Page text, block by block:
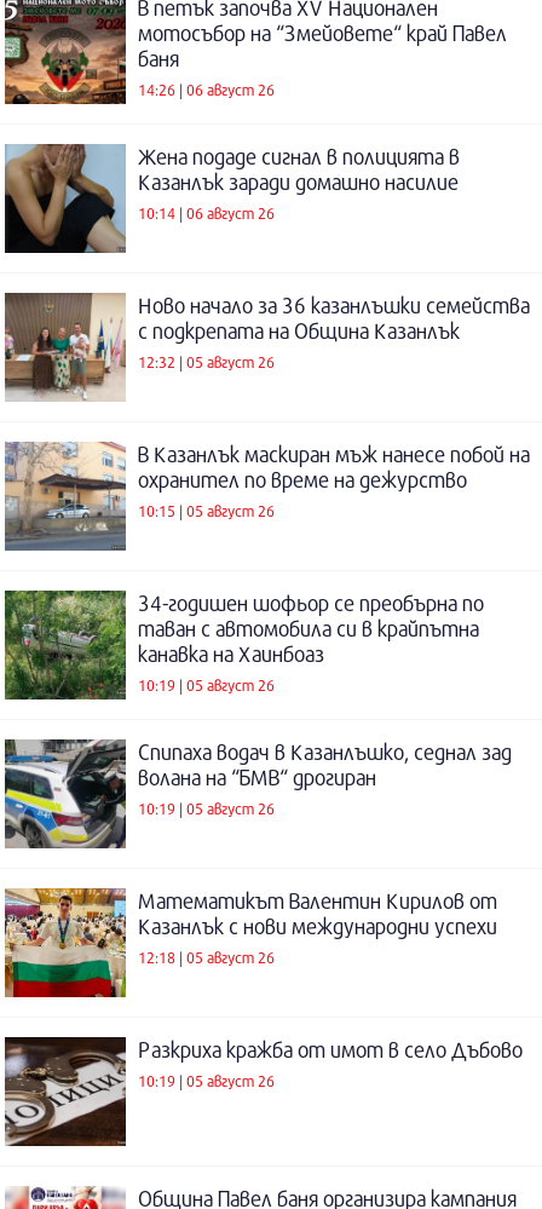
В петък започва XV Национален
мотосъбор на “Змейовете“ край Павел
баня
14:26 | 06 август 26
Жена подаде сигнал в полицията в
Казанлък заради домашно насилие
10:14 | 06 август 26
Ново начало за 36 казанлъшки семейства
с подкрепата на Община Казанлък
12:32 | 05 август 26
В Казанлък маскиран мъж нанесе побой на
охранител по време на дежурство
10:15 | 05 август 26
34-годишен шофьор се преобърна по
таван с автомобила си в крайпътна
канавка на Хаинбоаз
10:19 | 05 август 26
Спипаха водач в Казанлъшко, седнал зад
волана на “БМВ“ дрогиран
10:19 | 05 август 26
Математикът Валентин Кирилов от
Казанлък с нови международни успехи
12:18 | 05 август 26
Разкриха кражба от имот в село Дъбово
10:19 | 05 август 26
Община Павел баня организира кампания